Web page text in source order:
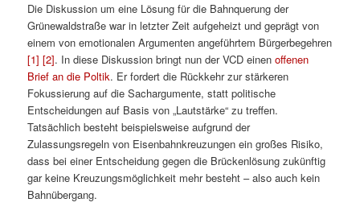
Die Diskussion um eine Lösung für die Bahnquerung der
Grünewaldstraße war in letzter Zeit aufgeheizt und geprägt von
einem von emotionalen Argumenten angeführtem Bürgerbegehren
[1] [2]. In diese Diskussion bringt nun der VCD einenoffenen
Brief an die Poltik. Er fordert die Rückkehr zur stärkeren
Fokussierung auf die Sachargumente, statt politische
Entscheidungen auf Basis von „Lautstärke“ zu treffen.
Tatsächlich besteht beispielsweise aufgrund der
Zulassungsregeln von Eisenbahnkreuzungen ein großes Risiko,
dass bei einer Entscheidung gegen die Brückenlösung zukünftig
gar keine Kreuzungsmöglichkeit mehr besteht – also auch kein
Bahnübergang.